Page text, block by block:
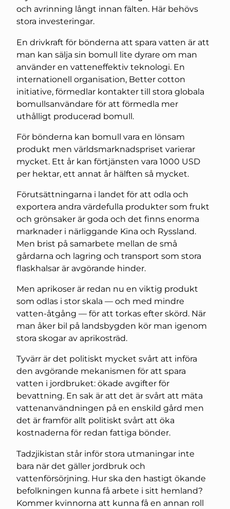
och avrinning långt innan fälten. Här behövs
stora investeringar.
En drivkraft för bönderna att spara vatten är att
man kan sälja sin bomull lite dyrare om man
använder en vatteneffektiv teknologi. En
internationell organisation, Better cotton
initiative, förmedlar kontakter till stora globala
bomullsanvändare för att förmedla mer
uthålligt producerad bomull.
För bönderna kan bomull vara en lönsam
produkt men världsmarknadspriset varierar
mycket. Ett år kan förtjänsten vara 1000 USD
per hektar, ett annat år hälften så mycket.
Förutsättningarna i landet för att odla och
exportera andra värdefulla produkter som frukt
och grönsaker är goda och det finns enorma
marknader i närliggande Kina och Ryssland.
Men brist på samarbete mellan de små
gårdarna och lagring och transport som stora
flaskhalsar är avgörande hinder.
Men aprikoser är redan nu en viktig produkt
som odlas i stor skala — och med mindre
vatten-åtgång — för att torkas efter skörd. När
man åker bil på landsbygden kör man igenom
stora skogar av aprikosträd.
Tyvärr är det politiskt mycket svårt att införa
den avgörande mekanismen för att spara
vatten i jordbruket: ökade avgifter för
bevattning. En sak är att det är svårt att mäta
vattenanvändningen på en enskild gård men
det är framför allt politiskt svårt att öka
kostnaderna för redan fattiga bönder.
Tadzjikistan står inför stora utmaningar inte
bara när det gäller jordbruk och
vattenförsörjning. Hur ska den hastigt ökande
befolkningen kunna få arbete i sitt hemland?
Kommer kvinnorna att kunna få en annan roll